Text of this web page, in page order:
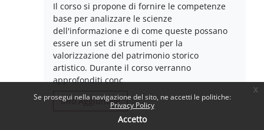
Se prosegui nella navigazione del sito, ne accetti le politiche:
Privacy Policy
Accetto
x
Il corso si propone di fornire le competenze
base per analizzare le scienze
dell'informazione e di come queste possano
essere un set di strumenti per la
valorizzazione del patrimonio storico
artistico. Durante il corso verranno
approfonditi conc
Info Aggiuntive